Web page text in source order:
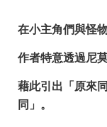
在小主角們與怪
作者特意透過尼
藉此引出「原來
同」。